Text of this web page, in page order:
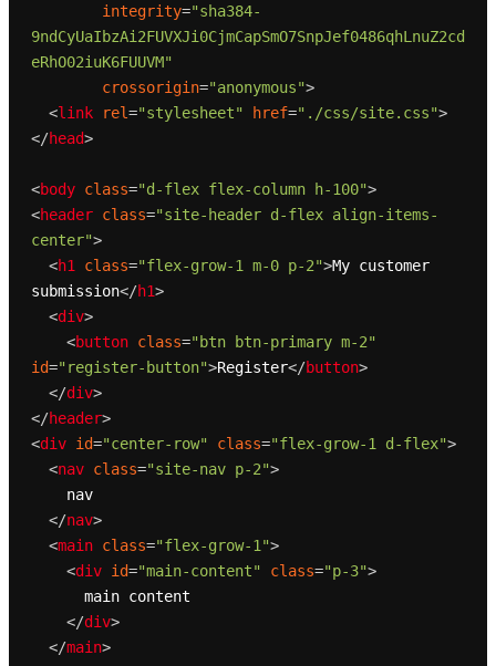
integrity="sha384-
9ndCyUaIbzAi2FUVXJi0CjmCapSmO7SnpJef0486qhLnuZ2cd
eRhO02iuK6FUUVM"
crossorigin="anonymous">
<link rel="stylesheet" href="./css/site.css">
</head>
<body class="d-flex flex-column h-100">
<header class="site-header d-flex align-items-
center">
<h1 class="flex-grow-1 m-0 p-2">My customer
submission</h1>
<div>
<button class="btn btn-primary m-2"
id="register-button">Register</button>
</div>
</header>
<div id="center-row" class="flex-grow-1 d-flex">
<nav class="site-nav p-2">
</nav>
<main class="flex-grow-1">
<div id="main-content" class="p-3">
</div>
</main>